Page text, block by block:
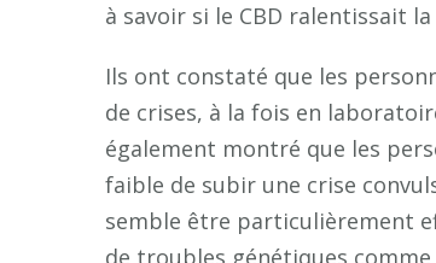
à savoir si le CBD ralentissait
Ils ont constaté que les
de crises, à la fois en
également montré que les
faible de subir une crise
semble être particulièrement
de troubles génétiques